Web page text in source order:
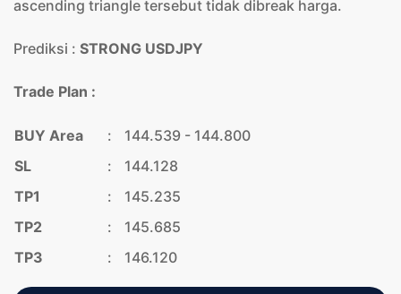
ascending triangle tersebut tidak dibreak harga.
Prediksi : STRONG USDJPY
Trade Plan :
BUY Area :
144.539 - 144.800
SL
:
144.128
TP1
:
145.235
TP2
:
145.685
TP3
: 146.120